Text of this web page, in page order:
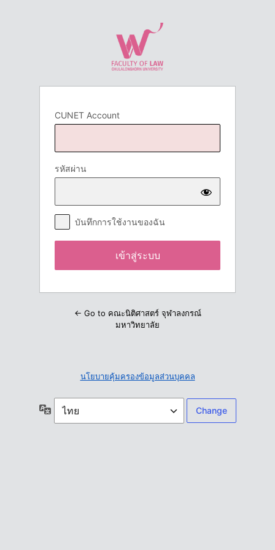
CUNET Account
รหัสผ่าน
บันทึกการใช้งานของฉัน
← Go to คณะนิติศาสตร์ จุฬาลงกรณ์
มหาวิทยาลัย
นโยบายคุ้มครองข้อมูลส่วนบุคคล
ภาษา